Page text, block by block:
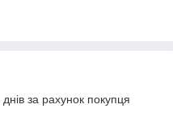
за рахунок покупця